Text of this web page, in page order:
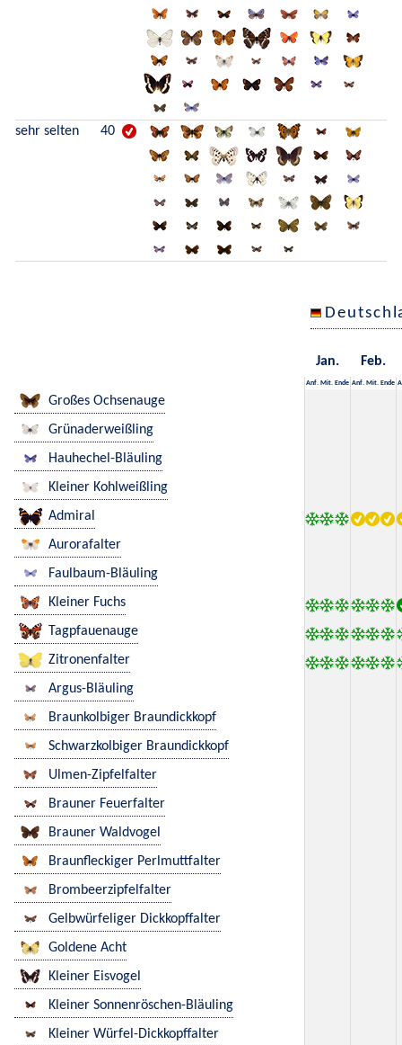
sehr selten 40
Jan. Feb.
Anf. Mit. Ende Anf. Mit. Ende
Großes Ochsenauge
Grünaderweißling
Hauhechel-Bläuling
Kleiner Kohlweißling
Admiral
Aurorafalter
Faulbaum-Bläuling
Kleiner Fuchs
Tagpfauenauge
Zitronenfalter
Argus-Bläuling
Braunkolbiger Braundickkopf
Schwarzkolbiger Braundickkopf
Ulmen-Zipfelfalter
Brauner Feuerfalter
Brauner Waldvogel
Braunfleckiger Perlmuttfalter
Brombeerzipfelfalter
Gelbwürfeliger Dickkopffalter
Goldene Acht
Kleiner Eisvogel
Kleiner Sonnenröschen-Bläuling
Kleiner Würfel-Dickkopffalter